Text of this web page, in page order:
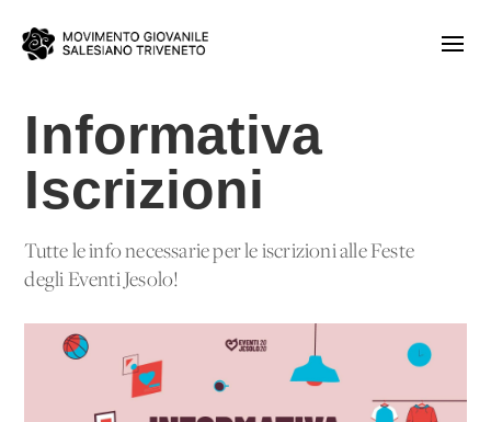
Informativa
Iscrizioni
Tutte le info necessarie per le iscrizioni alle Feste
degli Eventi Jesolo!